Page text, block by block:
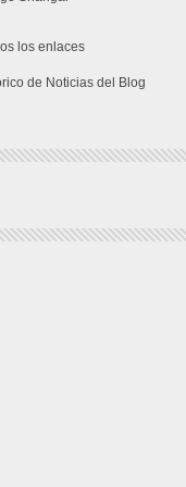
los enlaces
de Noticias del Blog